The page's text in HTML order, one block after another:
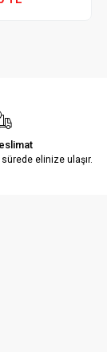
elinize ulaşır.